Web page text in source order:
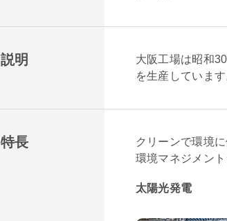
説明
大阪工場は昭和
を生産しています
特長
クリーンで環境
環境マネジメン
太陽光発電